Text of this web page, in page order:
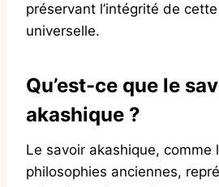
préservant l’intégrité de
universelle.
Qu’est-ce que le
akashique ?
Le savoir akashique, comme
philosophies anciennes,